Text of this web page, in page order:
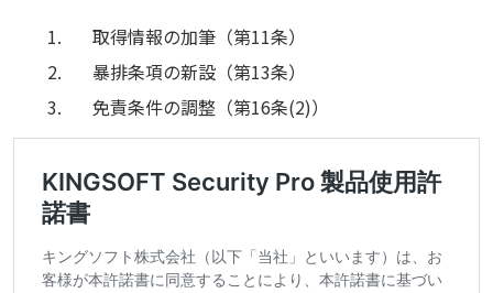
取得情報の加筆（第11条）
暴排条項の新設（第13条）
免責条件の調整（第16条(2)）